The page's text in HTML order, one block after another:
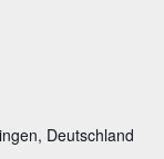
Deutschland